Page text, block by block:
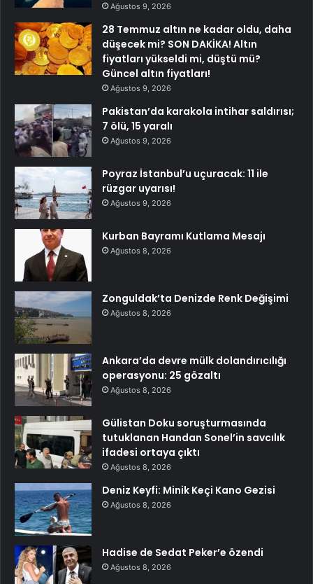
Ağustos 9, 2026
28 Temmuz altın ne kadar oldu, daha
düşecek mi? SON DAKİKA! Altın
fiyatları yükseldi mi, düştü mü?
Güncel altın fiyatları!
Ağustos 9, 2026
Pakistan’da karakola intihar saldırısı;
7 ölü, 15 yaralı
Ağustos 9, 2026
Poyraz İstanbul’u uçuracak: 11 ile
rüzgar uyarısı!
Ağustos 9, 2026
Kurban Bayramı Kutlama Mesajı
Ağustos 8, 2026
Zonguldak’ta Denizde Renk Değişimi
Ağustos 8, 2026
Ankara’da devre mülk dolandırıcılığı
operasyonu: 25 gözaltı
Ağustos 8, 2026
Gülistan Doku soruşturmasında
tutuklanan Handan Sonel’in savcılık
ifadesi ortaya çıktı
Ağustos 8, 2026
Deniz Keyfi: Minik Keçi Kano Gezisi
Ağustos 8, 2026
Hadise de Sedat Peker’e özendi
Ağustos 8, 2026